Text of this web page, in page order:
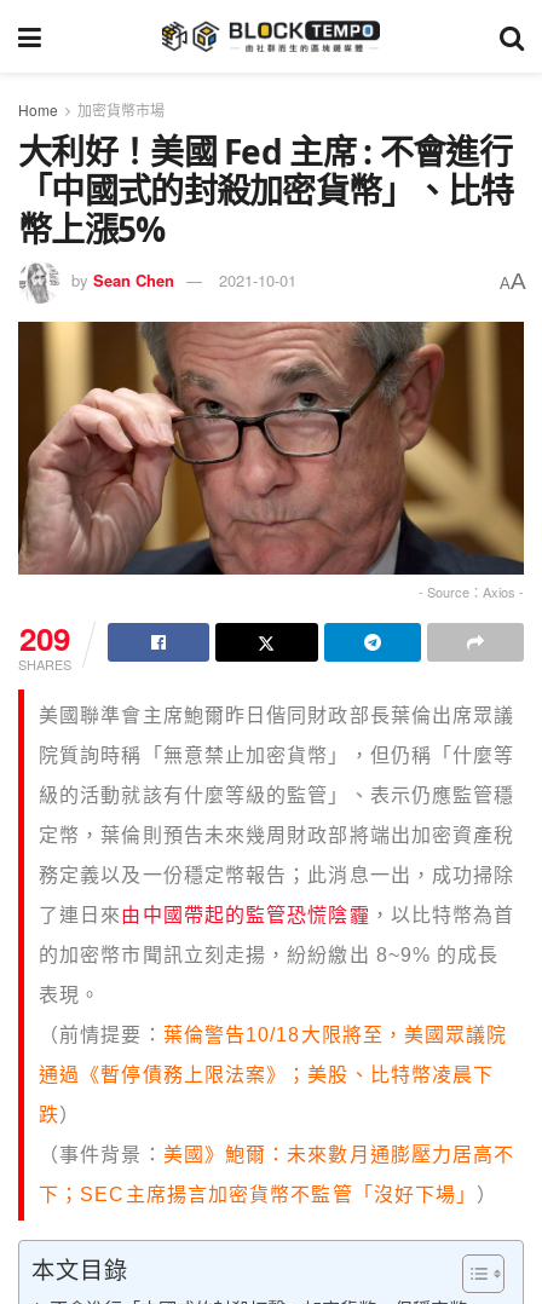
Home 加密貨幣市場
大利好！美國 Fed 主席 : 不會進行
「中國式的封殺加密貨幣」、比特
幣上漲5%
by Sean Chen 2021-10-01 AA
- Source：Axios -
209
SHARES
美國聯準會主席鮑爾昨日偕同財政部長葉倫出席眾議
院質詢時稱「無意禁止加密貨幣」，但仍稱「什麼等
級的活動就該有什麼等級的監管」、表示仍應監管穩
定幣，葉倫則預告未來幾周財政部將端出加密資產稅
務定義以及一份穩定幣報告；此消息一出，成功掃除
了連日來由中國帶起的監管恐慌陰霾 ，以比特幣為首
的加密幣市聞訊立刻走揚，紛紛繳出 8~9% 的成長
表現。
（前情提要： 葉倫警告10/18大限將至，美國眾議院
通過《暫停債務上限法案》；美股、比特幣凌晨下
跌）
（事件背景： 美國》鮑爾：未來數月通膨壓力居高不
下；SEC主席揚言加密貨幣不監管「沒好下場」 ）
本文目錄